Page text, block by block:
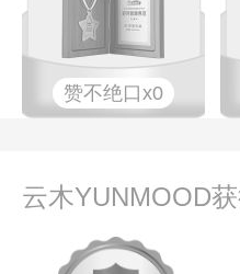
赞不绝口x0
云木YUNMOOD